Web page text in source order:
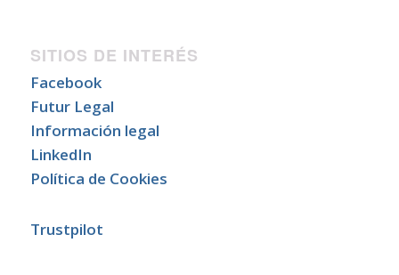
SITIOS DE INTERÉS
Facebook
Futur Legal
Información legal
LinkedIn
Política de Cookies
Trustpilot